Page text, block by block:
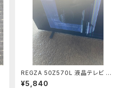
REGZA 50Z570L 液晶テレビ 本
体 ジャンク基盤のみ
¥5,840